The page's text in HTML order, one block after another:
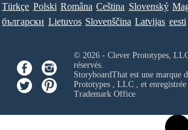
Türkçe Polski Româna Ceština Slovenský
български Lietuvos Slovenščina Latvijas eesti
© 2026 - Clever Prototypes,
réservés.
StoryboardThat est une marque
Prototypes , LLC, et enregistrée
Trademark Office